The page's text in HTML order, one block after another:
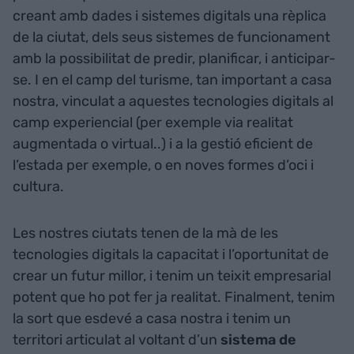
creant amb dades i sistemes digitals una rèplica
de la ciutat, dels seus sistemes de funcionament
amb la possibilitat de predir, planificar, i anticipar-
se. I en el camp del turisme, tan important a casa
nostra, vinculat a aquestes tecnologies digitals al
camp experiencial (per exemple via realitat
augmentada o virtual..) i a la gestió eficient de
l’estada per exemple, o en noves formes d’oci i
cultura.
Les nostres ciutats tenen de la mà de les
tecnologies digitals la capacitat i l’oportunitat de
crear un futur millor, i tenim un teixit empresarial
potent que ho pot fer ja realitat. Finalment, tenim
la sort que esdevé a casa nostra i tenim un
territori articulat al voltant d’un sistema de